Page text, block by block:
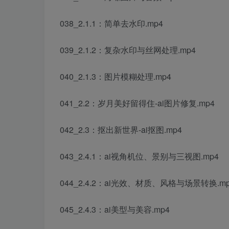
038_2.1.1：简单去水印.mp4
039_2.1.2：复杂水印与丝网处理.mp4
040_2.1.3：图片模糊处理.mp4
041_2.2：岁月美好留得住-ai图片修复.mp4
042_2.3：抠出新世界-ai抠图.mp4
043_2.4.1：ai视角机位、景别与三视图.mp4
044_2.4.2：ai光效、材质、风格与场景转换
045_2.4.3：ai美型与美容.mp4